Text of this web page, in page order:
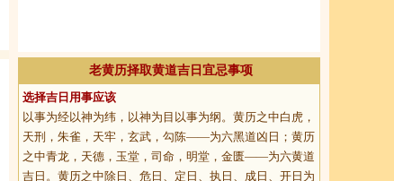
老黄历择取黄道吉日宜忌事项
选择吉日用事应该
以事为经以神为纬，以神为目以事为纲。黄历之中白虎，
天刑，朱雀，天牢，玄武，勾陈——为六黑道凶日；黄历
之中青龙，天德，玉堂，司命，明堂，金匮——为六黄道
吉日。黄历之中除日、危日、定日、执日、成日、开日为